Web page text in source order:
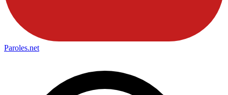
Paroles.net